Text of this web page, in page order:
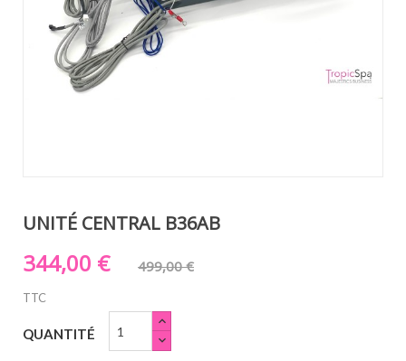
UNITÉ CENTRAL B36AB
344,00 € 499,00 €
TTC
QUANTITÉ